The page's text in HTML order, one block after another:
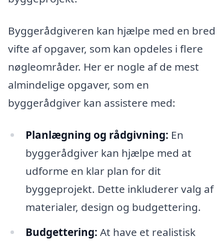
Byggerådgiveren kan hjælpe med en bred
vifte af opgaver, som kan opdeles i flere
nøgleområder. Her er nogle af de mest
almindelige opgaver, som en
byggerådgiver kan assistere med:
Planlægning og rådgivning: En
byggerådgiver kan hjælpe med at
udforme en klar plan for dit
byggeprojekt. Dette inkluderer valg af
materialer, design og budgettering.
Budgettering: At have et realistisk